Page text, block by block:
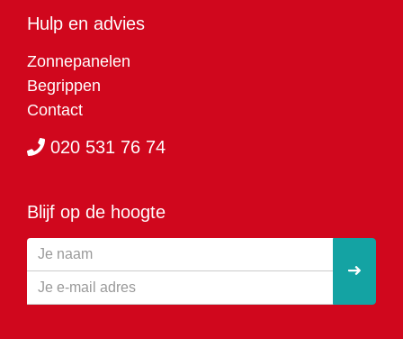
Hulp en advies
Zonnepanelen
Begrippen
Contact
020 531 76 74
Blijf op de hoogte